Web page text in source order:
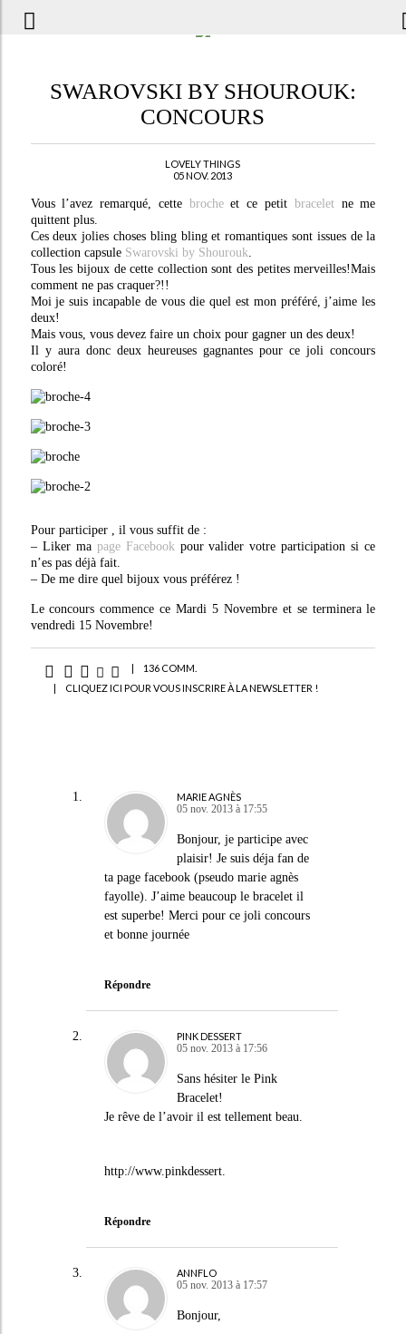
SWAROVSKI BY SHOUROUK:
CONCOURS
LOVELY THINGS
05 NOV. 2013
Vous l’avez remarqué, cette brocheet ce petit braceletne me
quittent plus.
Ces deux jolies choses bling bling et romantiques sont issues de la
collection capsule Swarovski by Shourouk.
Tous les bijoux de cette collection sont des petites merveilles!Mais
comment ne pas craquer?!!
Moi je suis incapable de vous die quel est mon préféré, j’aime les
deux!
Mais vous, vous devez faire un choix pour gagner un des deux!
Il y aura donc deux heureuses gagnantes pour ce joli concours
coloré!
Pour participer , il vous suffit de :
– Liker ma page Facebookpour valider votre participation si ce
n’es pas déjà fait.
– De me dire quel bijoux vous préférez !
Le concours commence ce Mardi 5 Novembre et se terminera le
vendredi 15 Novembre!
|
136 COMM.
|
CLIQUEZ ICI POUR VOUS INSCRIRE À LA NEWSLETTER !
MARIE AGNÈS
05 nov. 2013 à 17:55
Bonjour, je participe avec
plaisir! Je suis déja fan de
ta page facebook (pseudo marie agnès
fayolle). J’aime beaucoup le bracelet il
est superbe! Merci pour ce joli concours
et bonne journée
Répondre
PINK DESSERT
05 nov. 2013 à 17:56
Sans hésiter le Pink
Bracelet!
Je rêve de l’avoir il est tellement beau.
http://www.pinkdessert.
Répondre
ANNFLO
05 nov. 2013 à 17:57
Bonjour,